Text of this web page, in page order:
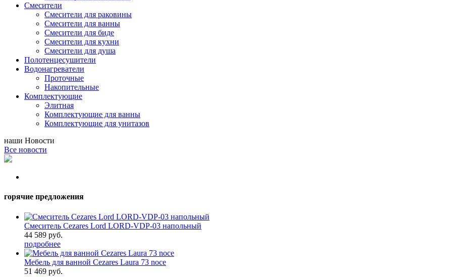
Смесители
Смесители для раковины
Смесители для ванны
Смесители для биде
Смесители для кухни
Смесители для душа
Полотенцесушители
Водонагреватели
Проточные
Накопительные
Комплектующие
Элитная
Комплектующие для ванны
Комплектующие для унитазов
наши Новости
Все новости
горячие предложения
Смеситель Cezares Lord LORD-VDP-03 напольный
44 589 руб.
подробнее
Мебель для ванной Cezares Laura 73 noce
51 469 руб.